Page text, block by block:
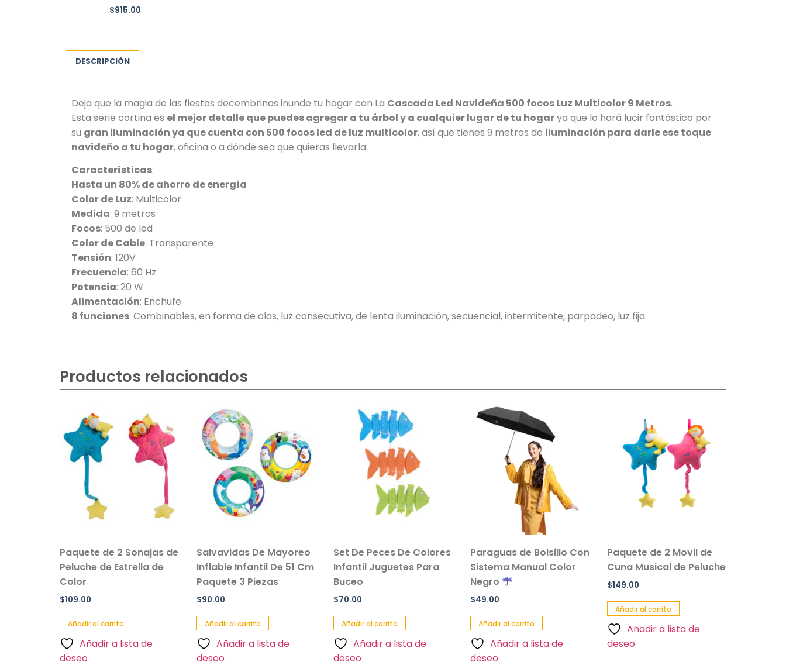
$915.00
DESCRIPCIÓN
Deja que la magia de las fiestas decembrinas inunde tu hogar con La Cascada Led Navideña 500 focos Luz Multicolor 9 Metros.
Esta serie cortina es el mejor detalle que puedes agregar a tu árbol y a cualquier lugar de tu hogarya que lo hará lucir fantástico por
su gran iluminación ya que cuenta con 500 focos led de luz multicolor, así que tienes 9 metros de iluminación para darle ese toque
navideño a tu hogar, oficina o a dónde sea que quieras llevarla.
Características:
Hasta un 80% de ahorro de energía
Color de Luz: Multicolor
Medida: 9 metros
Focos: 500 de led
Color de Cable: Transparente
Tensión: 120V
Frecuencia: 60 Hz
Potencia: 20 W
Alimentación: Enchufe
8 funciones: Combinables, en forma de olas, luz consecutiva, de lenta iluminación, secuencial, intermitente, parpadeo, luz fija.
Productos relacionados
Paquete de 2 Sonajas de
Peluche de Estrella de
Color
$109.00
Añadir al carrito
Añadir a lista de
deseo
Salvavidas De Mayoreo
Inflable Infantil De 51 Cm
Paquete 3 Piezas
$90.00
Añadir al carrito
Añadir a lista de
deseo
Set De Peces De Colores
Infantil Juguetes Para
Buceo
$70.00
Añadir al carrito
Añadir a lista de
deseo
Paraguas de Bolsillo Con
Sistema Manual Color
Negro
$49.00
Añadir al carrito
Añadir a lista de
deseo
Paquete de 2 Movil de
Cuna Musical de Peluche
$149.00
Añadir al carrito
Añadir a lista de
deseo